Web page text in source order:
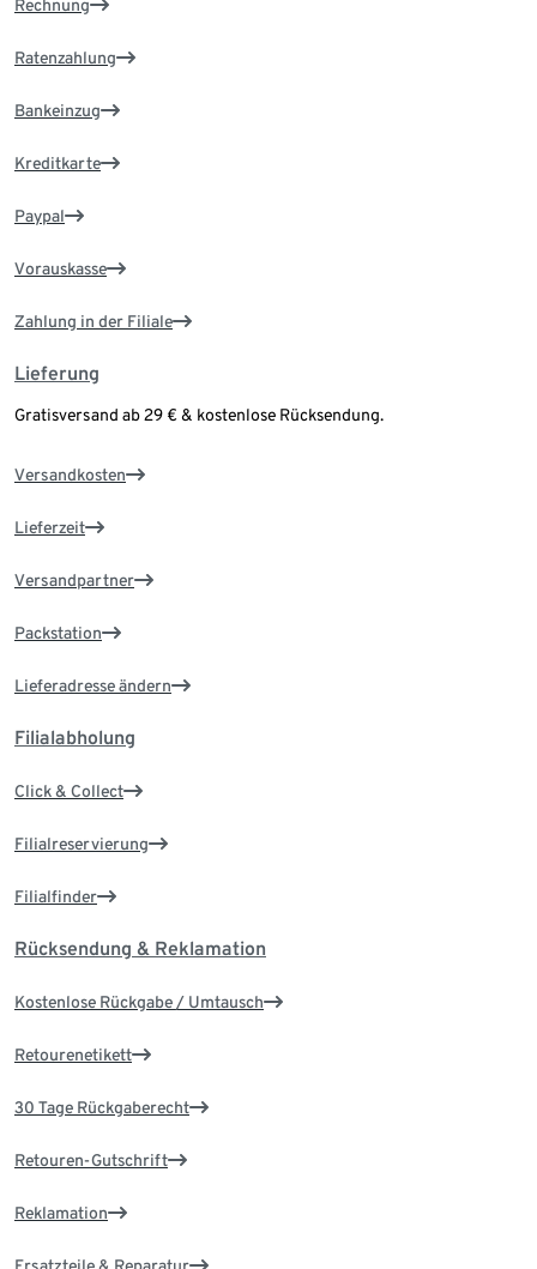
Rechnung
Ratenzahlung
Bankeinzug
Kreditkarte
Paypal
Vorauskasse
Zahlung in der Filiale
Lieferung
Gratisversand ab 29 € & kostenlose Rücksendung.
Versandkosten
Lieferzeit
Versandpartner
Packstation
Lieferadresse ändern
Filialabholung
Click & Collect
Filialreservierung
Filialfinder
Rücksendung & Reklamation
Kostenlose Rückgabe / Umtausch
Retourenetikett
30 Tage Rückgaberecht
Retouren-Gutschrift
Reklamation